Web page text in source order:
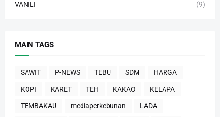
VANILI (9)
MAIN TAGS
SAWIT P-NEWS TEBU SDM HARGA
KOPI KARET TEH KAKAO KELAPA
TEMBAKAU mediaperkebunan LADA